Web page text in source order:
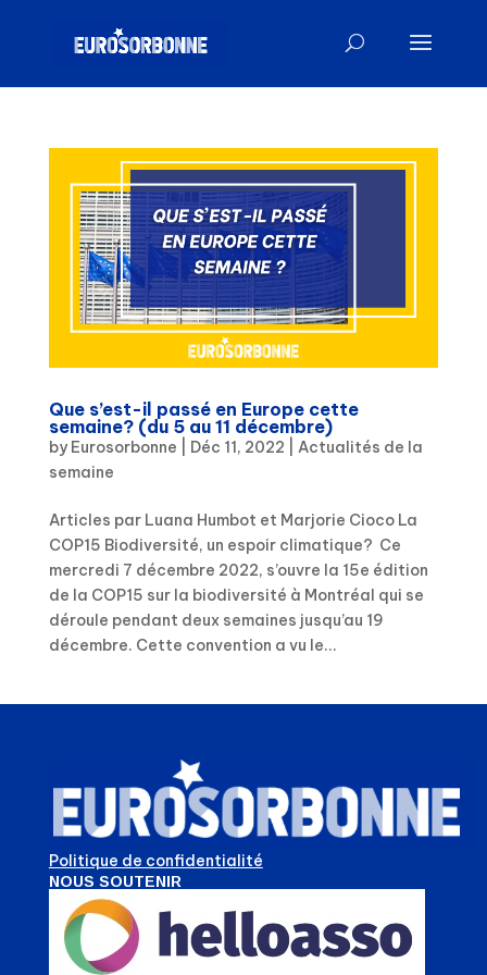
Que s’est-il passé en Europe cette
semaine? (du 5 au 11 décembre)
by Eurosorbonne Déc 11, 2022
Actualités de la
semaine
Articles par Luana Humbot et Marjorie Cioco La
COP15 Biodiversité, un espoir climatique? Ce
mercredi 7 décembre 2022, s’ouvre la 15e édition
de la COP15 sur la biodiversité à Montréal qui se
déroule pendant deux semaines jusqu’au 19
décembre. Cette convention a vu le...
Politique de confidentialité
NOUS SOUTENIR